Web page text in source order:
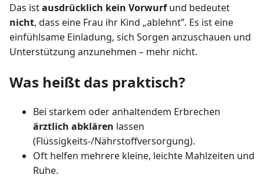
Das istausdrücklich kein Vorwurfund bedeutet
nicht, dass eine Frau ihr Kind „ablehnt”. Es ist eine
einfühlsame Einladung, sich Sorgen anzuschauen und
Unterstützung anzunehmen – mehr nicht.
Was heißt das praktisch?
Bei starkem oder anhaltendem Erbrechen
ärztlich abklären lassen
(Flüssigkeits-/Nährstoffversorgung).
Oft helfen mehrere kleine, leichte Mahlzeiten und
Ruhe.